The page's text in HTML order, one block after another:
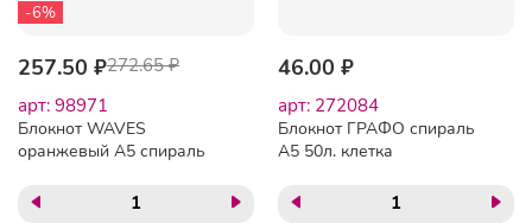
-6%
257.50 ₽272.65 ₽
арт: 98971
Блокнот WAVES
оранжевый А5 спираль
46.00 ₽
арт: 272084
Блокнот ГРАФО спираль
А5 50л. клетка